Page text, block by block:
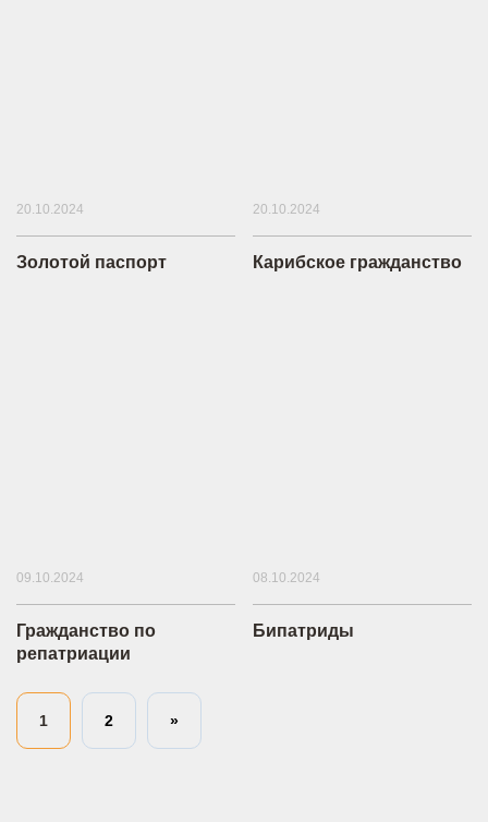
20.10.2024
Золотой паспорт
20.10.2024
Карибское гражданство
09.10.2024
Гражданство по
репатриации
08.10.2024
Бипатриды
1 2 »